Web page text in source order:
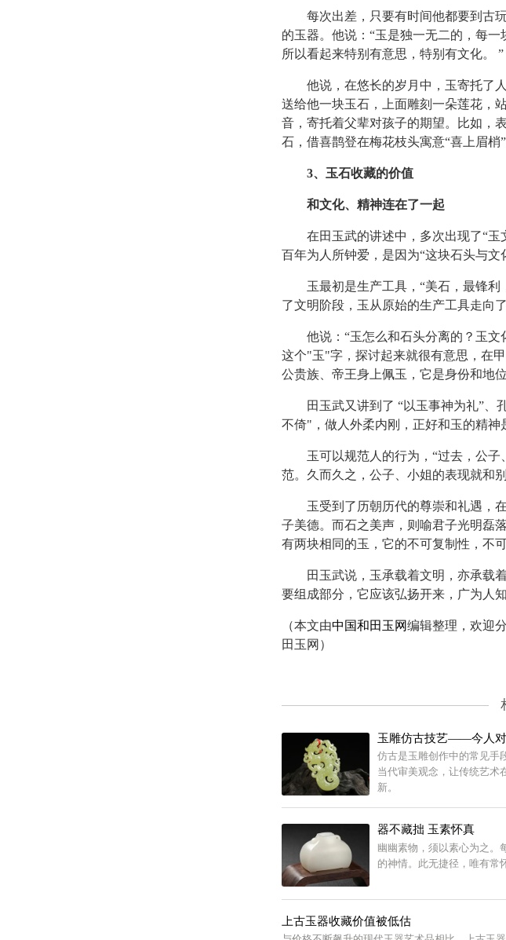
每次出差，只要有时间他都要到古玩
的玉器。他说：“玉是独一无二的，每
所以看起来特别有意思，特别有文化。 ”
他说，在悠长的岁月中，玉寄托了人
送给他一块玉石，上面雕刻一朵莲花，
音，寄托着父辈对孩子的期望。比如，
石，借喜鹊登在梅花枝头寓意“喜上眉梢”
3、玉石收藏的价值
和文化、精神连在了一起
在田玉武的讲述中，多次出现了“玉
百年为人所钟爱，是因为“这块石头与文
玉最初是生产工具，“美石，最锋利
了文明阶段，玉从原始的生产工具走向
他说：“玉怎么和石头分离的？玉文
这个"玉"字，探讨起来就很有意思，在
公贵族、帝王身上佩玉，它是身份和地
田玉武又讲到了 “以玉事神为礼”、孔
不倚"，做人外柔内刚，正好和玉的精神
玉可以规范人的行为，“过去，公子
范。久而久之，公子、小姐的表现就和
玉受到了历朝历代的尊崇和礼遇，在
子美德。而石之美声，则喻君子光明磊
有两块相同的玉，它的不可复制性，不
田玉武说，玉承载着文明，亦承载着
要组成部分，它应该弘扬开来，广为人知
（本文由中国和田玉网编辑整理，欢迎
田玉网）
玉雕仿古技艺——今人
仿古是玉雕创作中的常见手
当代审美观念，让传统艺术
新。
器不藏拙 玉素怀真
幽幽素物，须以素心为之。
的神情。此无捷径，唯有常
上古玉器收藏价值被低估